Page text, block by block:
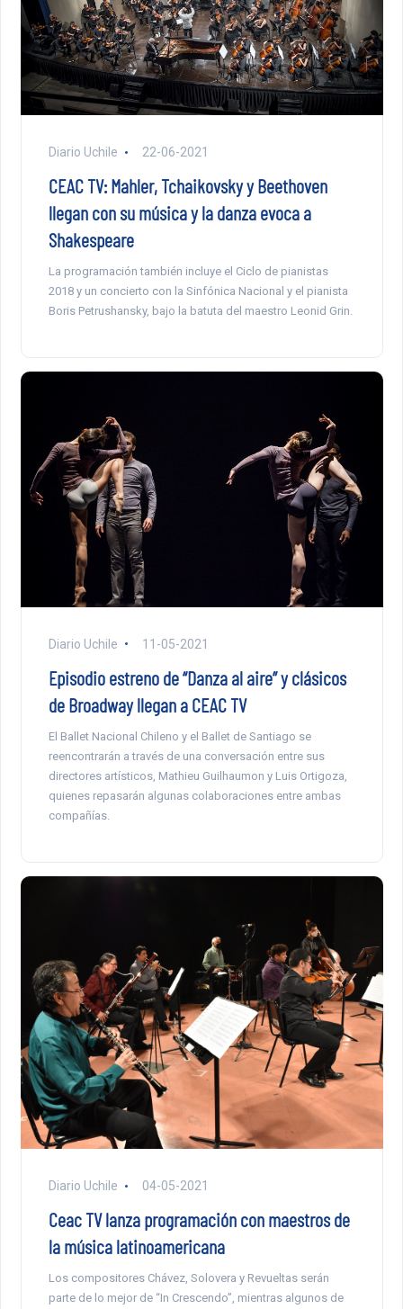
Diario Uchile 22-06-2021
CEAC TV: Mahler, Tchaikovsky y Beethoven
llegan con su música y la danza evoca a
Shakespeare
La programación también incluye el Ciclo de pianistas
2018 y un concierto con la Sinfónica Nacional y el pianista
Boris Petrushansky, bajo la batuta del maestro Leonid Grin.
Diario Uchile 11-05-2021
Episodio estreno de “Danza al aire” y clásicos
de Broadway llegan a CEAC TV
El Ballet Nacional Chileno y el Ballet de Santiago se
reencontrarán a través de una conversación entre sus
directores artísticos, Mathieu Guilhaumon y Luis Ortigoza,
quienes repasarán algunas colaboraciones entre ambas
compañías.
Diario Uchile 04-05-2021
Ceac TV lanza programación con maestros de
la música latinoamericana
Los compositores Chávez, Solovera y Revueltas serán
parte de lo mejor de “In Crescendo”, mientras algunos de